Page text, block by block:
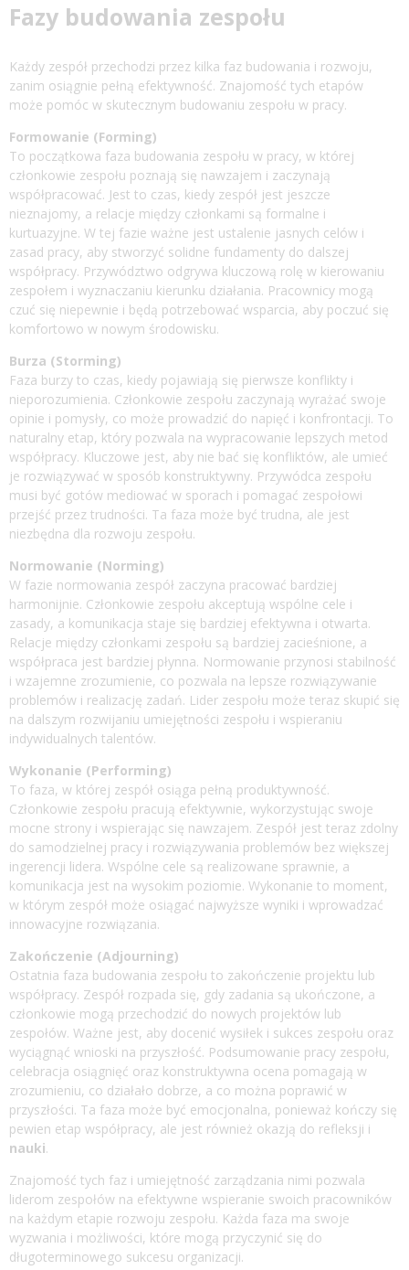
Fazy budowania zespołu
Każdy zespół przechodzi przez kilka faz budowania i rozwoju,
zanim osiągnie pełną efektywność. Znajomość tych etapów
może pomóc w skutecznym budowaniu zespołu w pracy.
Formowanie (Forming)
To początkowa faza budowania zespołu w pracy, w której
członkowie zespołu poznają się nawzajem i zaczynają
współpracować. Jest to czas, kiedy zespół jest jeszcze
nieznajomy, a relacje między członkami są formalne i
kurtuazyjne. W tej fazie ważne jest ustalenie jasnych celów i
zasad pracy, aby stworzyć solidne fundamenty do dalszej
współpracy. Przywództwo odgrywa kluczową rolę w kierowaniu
zespołem i wyznaczaniu kierunku działania. Pracownicy mogą
czuć się niepewnie i będą potrzebować wsparcia, aby poczuć się
komfortowo w nowym środowisku.
Burza (Storming)
Faza burzy to czas, kiedy pojawiają się pierwsze konflikty i
nieporozumienia. Członkowie zespołu zaczynają wyrażać swoje
opinie i pomysły, co może prowadzić do napięć i konfrontacji. To
naturalny etap, który pozwala na wypracowanie lepszych metod
współpracy. Kluczowe jest, aby nie bać się konfliktów, ale umieć
je rozwiązywać w sposób konstruktywny. Przywódca zespołu
musi być gotów mediować w sporach i pomagać zespołowi
przejść przez trudności. Ta faza może być trudna, ale jest
niezbędna dla rozwoju zespołu.
Normowanie (Norming)
W fazie normowania zespół zaczyna pracować bardziej
harmonijnie. Członkowie zespołu akceptują wspólne cele i
zasady, a komunikacja staje się bardziej efektywna i otwarta.
Relacje między członkami zespołu są bardziej zacieśnione, a
współpraca jest bardziej płynna. Normowanie przynosi stabilność
i wzajemne zrozumienie, co pozwala na lepsze rozwiązywanie
problemów i realizację zadań. Lider zespołu może teraz skupić się
na dalszym rozwijaniu umiejętności zespołu i wspieraniu
indywidualnych talentów.
Wykonanie (Performing)
To faza, w której zespół osiąga pełną produktywność.
Członkowie zespołu pracują efektywnie, wykorzystując swoje
mocne strony i wspierając się nawzajem. Zespół jest teraz zdolny
do samodzielnej pracy i rozwiązywania problemów bez większej
ingerencji lidera. Wspólne cele są realizowane sprawnie, a
komunikacja jest na wysokim poziomie. Wykonanie to moment,
w którym zespół może osiągać najwyższe wyniki i wprowadzać
innowacyjne rozwiązania.
Zakończenie (Adjourning)
Ostatnia faza budowania zespołu to zakończenie projektu lub
współpracy. Zespół rozpada się, gdy zadania są ukończone, a
członkowie mogą przechodzić do nowych projektów lub
zespołów. Ważne jest, aby docenić wysiłek i sukces zespołu oraz
wyciągnąć wnioski na przyszłość. Podsumowanie pracy zespołu,
celebracja osiągnięć oraz konstruktywna ocena pomagają w
zrozumieniu, co działało dobrze, a co można poprawić w
przyszłości. Ta faza może być emocjonalna, ponieważ kończy się
pewien etap współpracy, ale jest również okazją do refleksji i
nauki.
Znajomość tych faz i umiejętność zarządzania nimi pozwala
liderom zespołów na efektywne wspieranie swoich pracowników
na każdym etapie rozwoju zespołu. Każda faza ma swoje
wyzwania i możliwości, które mogą przyczynić się do
długoterminowego sukcesu organizacji.